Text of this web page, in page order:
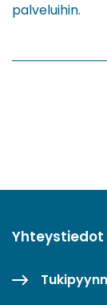
palveluihin.
Yhteystiedot